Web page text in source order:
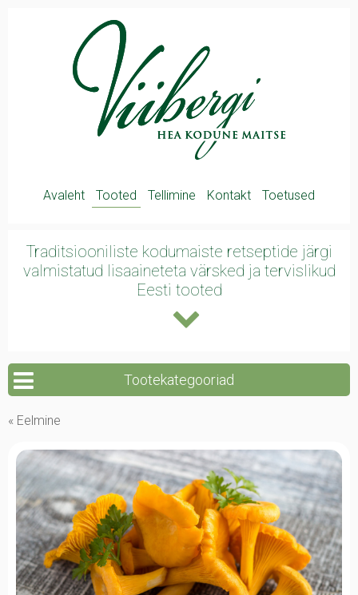
Avaleht Tooted Tellimine Kontakt Toetused
Traditsiooniliste kodumaiste retseptide järgi
valmistatud lisaaineteta värsked ja tervislikud
Eesti tooted
Tootekategooriad
« Eelmine